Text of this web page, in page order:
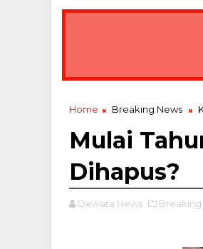
Home Breaking News
Mulai
Dihapus?
Dewata News Breaking